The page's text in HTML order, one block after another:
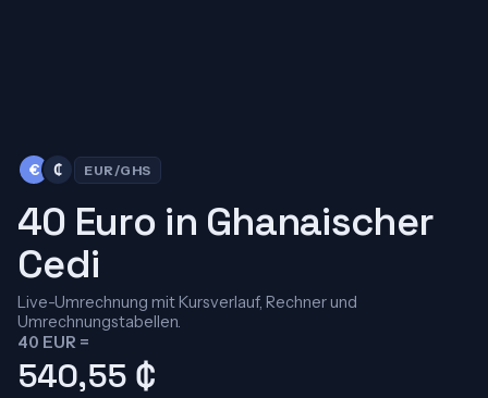
€ ₵ EUR/GHS
40 Euro in Ghanaischer
Cedi
Live-Umrechnung mit Kursverlauf, Rechner und
Umrechnungstabellen.
40 EUR =
540,55 ₵